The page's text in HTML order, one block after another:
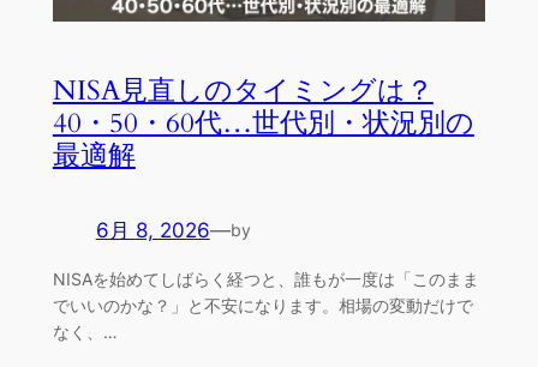
NISA見直しのタイミングは？
40・50・60代…世代別・状況別の
最適解
6月 8, 2026—by
NISAを始めてしばらく経つと、誰もが一度は「このまま
でいいのかな？」と不安になります。相場の変動だけで
なく、…